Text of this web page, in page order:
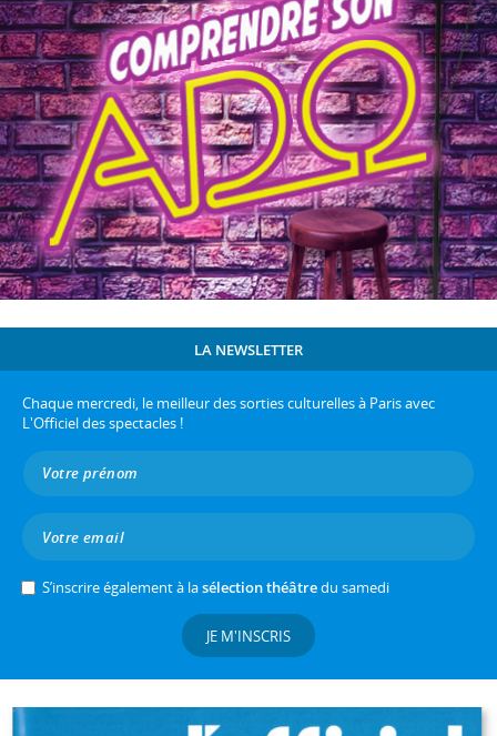
LA NEWSLETTER
Chaque mercredi, le meilleur des sorties culturelles à Paris avec
L'Officiel des spectacles !
S’inscrire également à lasélection théâtredu samedi
JE M'INSCRIS